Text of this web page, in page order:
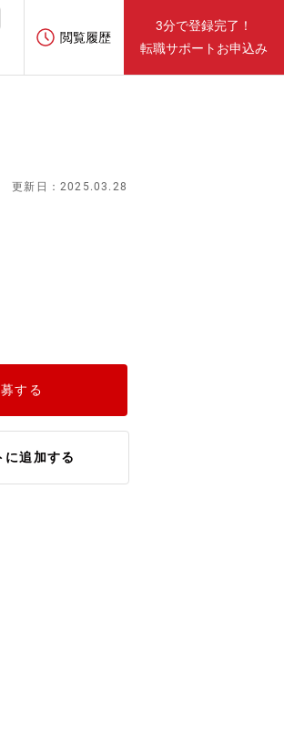
閲覧履歴
3分で登録完了！
転職サポートお申込み
更新日：2025.03.28
する
に追加する